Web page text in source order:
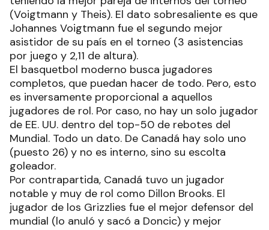
(Voigtmann y Theis). El dato sobresaliente es que
Johannes Voigtmann fue el segundo mejor
asistidor de su país en el torneo (3 asistencias
por juego y 2,11 de altura).
El basquetbol moderno busca jugadores
completos, que puedan hacer de todo. Pero, esto
es inversamente proporcional a aquellos
jugadores de rol. Por caso, no hay un solo jugador
de EE. UU. dentro del top-50 de rebotes del
Mundial. Todo un dato. De Canadá hay solo uno
(puesto 26) y no es interno, sino su escolta
goleador.
Por contrapartida, Canadá tuvo un jugador
notable y muy de rol como Dillon Brooks. El
jugador de los Grizzlies fue el mejor defensor del
mundial (lo anuló y sacó a Doncic) y mejor